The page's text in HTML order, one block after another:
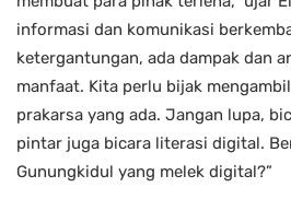
informasi dan komunikasi
ketergantungan, ada dampak dan
manfaat. Kita perlu bijak
prakarsa yang ada. Jangan lupa,
pintar juga bicara literasi digital.
Gunungkidul yang melek digital?”